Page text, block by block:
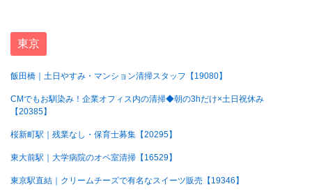
東京
飯田橋｜土日やすみ・マンション清掃スタッフ【19080】
CMでもお馴染み！企業オフィス内の清掃◆朝の3hだけ×土日祝休み
【20385】
桜新町駅｜残業なし・保育士募集【20295】
東大前駅｜大学病院のオペ室清掃【16529】
東京駅直結｜クリームチーズで有名なスイーツ販売【19346】